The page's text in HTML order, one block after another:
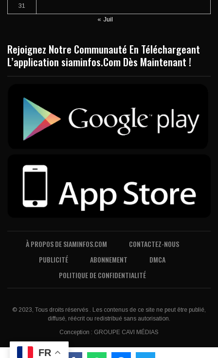
31
« Juil
Rejoignez Notre Communauté En Téléchargeant
L’application siaminfos.Com Dès Maintenant !
À PROPOS DE SIAMINFOS.COM
CONTACTEZ-NOUS
PUBLICITÉ
ABONNEMENT
DMCA
POLITIQUE DE CONFIDENTIALITÉ
© 2023, Tous droits réservés . Les contenus de ce site ne peut être publié,
diffusé, réécrit ou redistribué sans autorisation.
Conception : GROUPE CAVI MÉDIAS
FR